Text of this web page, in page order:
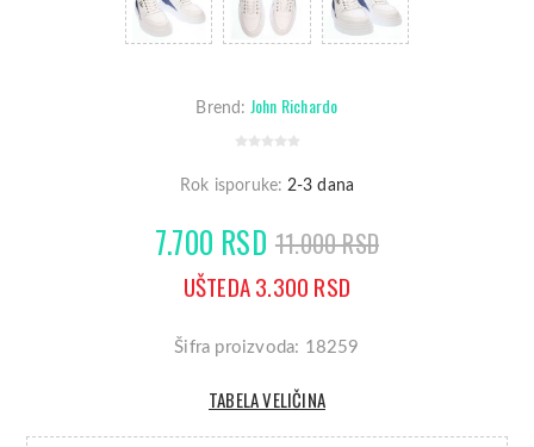
Brend: John Richardo
Rok isporuke: 2-3 dana
7.700 RSD 11.000 RSD
UŠTEDA 3.300 RSD
Šifra proizvoda: 18259
TABELA VELIČINA